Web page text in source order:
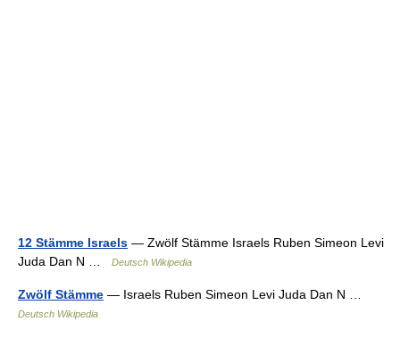
12 Stämme Israels — Zwölf Stämme Israels Ruben Simeon Levi
Juda Dan N …
Deutsch Wikipedia
Zwölf Stämme — Israels Ruben Simeon Levi Juda Dan N …
Deutsch Wikipedia